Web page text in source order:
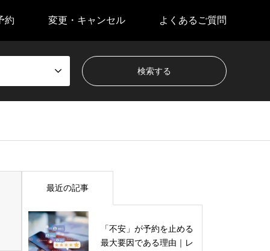
約 変更・キャンセル よくあるご質問
最近の記事
「不安」が予約を止める
最大要因である理由｜レ